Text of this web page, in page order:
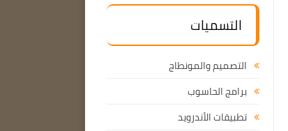
التسميات
التصميم والمونطاج
برامج الحاسوب
تطبيقات الأندرويد